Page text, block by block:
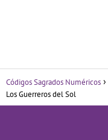
Códigos Sagrados Numéricos
Los Guerreros del Sol